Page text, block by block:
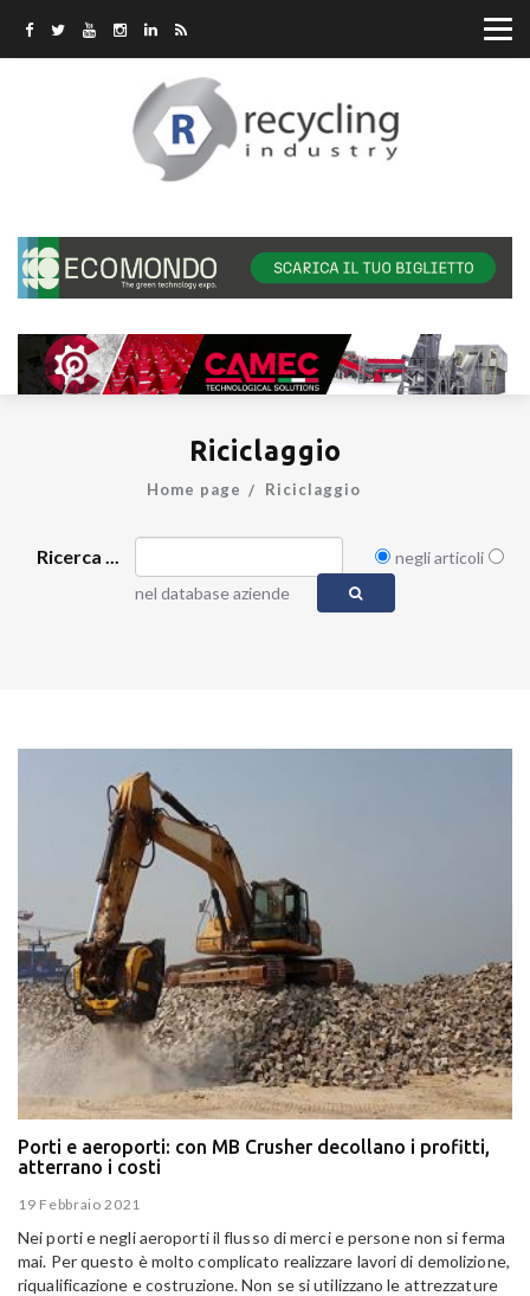
Riciclaggio
Home page Riciclaggio
Ricerca ...
negli articoli
nel database aziende
Porti e aeroporti: con MB Crusher decollano i profitti,
atterrano i costi
19 Febbraio 2021
Nei porti e negli aeroporti il flusso di merci e persone non si ferma
mai. Per questo è molto complicato realizzare lavori di demolizione,
riqualificazione e costruzione. Non se si utilizzano le attrezzature